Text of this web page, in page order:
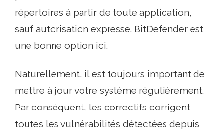
répertoires à partir de toute application,
sauf autorisation expresse. BitDefender est
une bonne option ici.
Naturellement, il est toujours important de
mettre à jour votre système régulièrement.
Par conséquent, les correctifs corrigent
toutes les vulnérabilités détectées depuis